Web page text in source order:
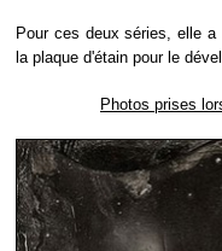
Pour ces deux séries, elle
la plaque d'étain pour le
Photos prises